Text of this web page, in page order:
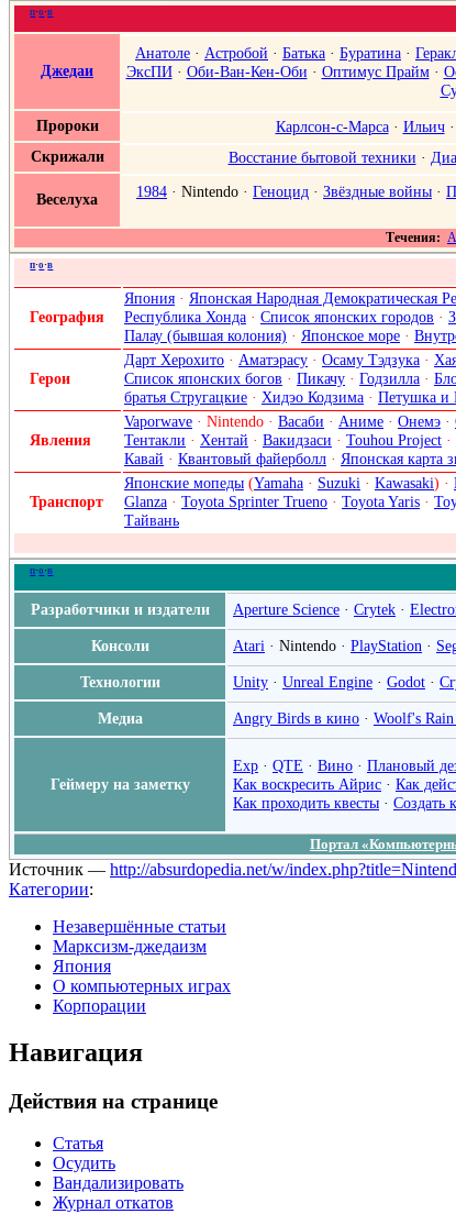
п·о·в
Джедаи
Анатоле · Астробой · Батька · Буратина ·
ЭксПИ· Оби-Ван-Кен-Оби · Оптимус Прайм·
Пророки
Карлсон-с-Марса· Ильич·
Скрижали
Восстание бытовой техники ·
Веселуха 1984 · Nintendo · Геноцид · Звёздные войны ·
Течения:
п·о·в
География
Япония · Японская Народная Демократическая
Республика Хонда · Список японских городов ·
Палау (бывшая колония) · Японское море ·
Герои
Дарт Херохито · Аматэрасу · Осаму Тэдзука ·
Список японских богов · Пикачу · Годзилла ·
братья Стругацкие · Хидэо Кодзима · Петушка и
Явления
Vaporwave · Nintendo · Васаби · Аниме · Онемэ ·
Тентакли · Хентай · Вакидзаси · Touhou Project ·
Кавай · Квантовый файерболл · Японская карта
Транспорт
Японские мопеды (Yamaha · Suzuki · Kawasaki) ·
Glanza · Toyota Sprinter Trueno · Toyota Yaris ·
Тайвань
п·о ·в
Разработчики и издатели Aperture Science · Crytek ·
Консоли Atari · Nintendo · PlayStation ·
Технологии Unity · Unreal Engine · Godot ·
Медиа Angry Birds в кино · Woolf's
Геймеру на заметку
Ехр · QTE · Вино · Плановый
Как воскресить Айрис · Как
Как проходить квесты · Создать
Портал
Источник — http://absurdopedia.net/w/
Категории:
Незавершённые статьи
Марксизм-джедаизм
Япония
О компьютерных играх
Корпорации
Навигация
Действия на странице
Статья
Осудить
Вандализировать
Журнал откатов